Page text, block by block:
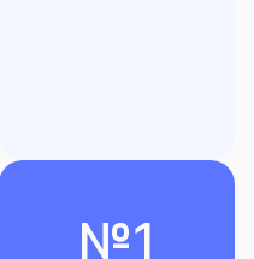
№1